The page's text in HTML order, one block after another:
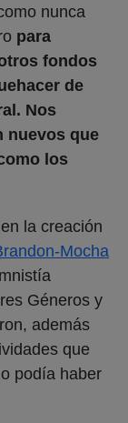
nunca
para
fondos
de
Nos
nuevos que
los
la creación
Mocha
Géneros y
además
que
podía haber